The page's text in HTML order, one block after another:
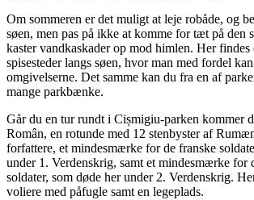
Om sommeren er det muligt at leje robåde, og
søen, men pas på ikke at komme for tæt på den
kaster vandkaskader op mod himlen. Her
spisesteder langs søen, hvor man med fordel
omgivelserne. Det samme kan du fra en af
mange parkbænke.
Går du en tur rundt i Cișmigiu-parken kommer
Român, en rotunde med 12 stenbyster af
forfattere, et mindesmærke for de franske
under 1. Verdenskrig, samt et mindesmærke for
soldater, som døde her under 2. Verdenskrig.
voliere med påfugle samt en legeplads.